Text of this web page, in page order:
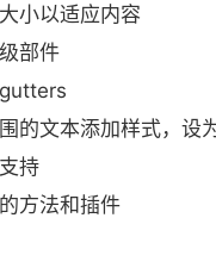
小以适应内容
部件
的文本添加样式，设
持
方法和插件